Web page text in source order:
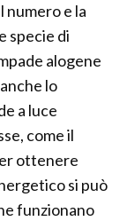
e la
specie di
alogene
lo
a luce
come il
ottenere
si può
funzionano